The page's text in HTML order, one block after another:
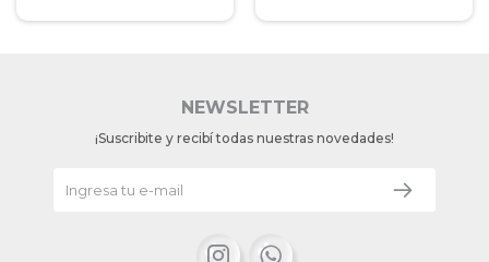
NEWSLETTER
¡Suscribite y recibí todas nuestras novedades!
 